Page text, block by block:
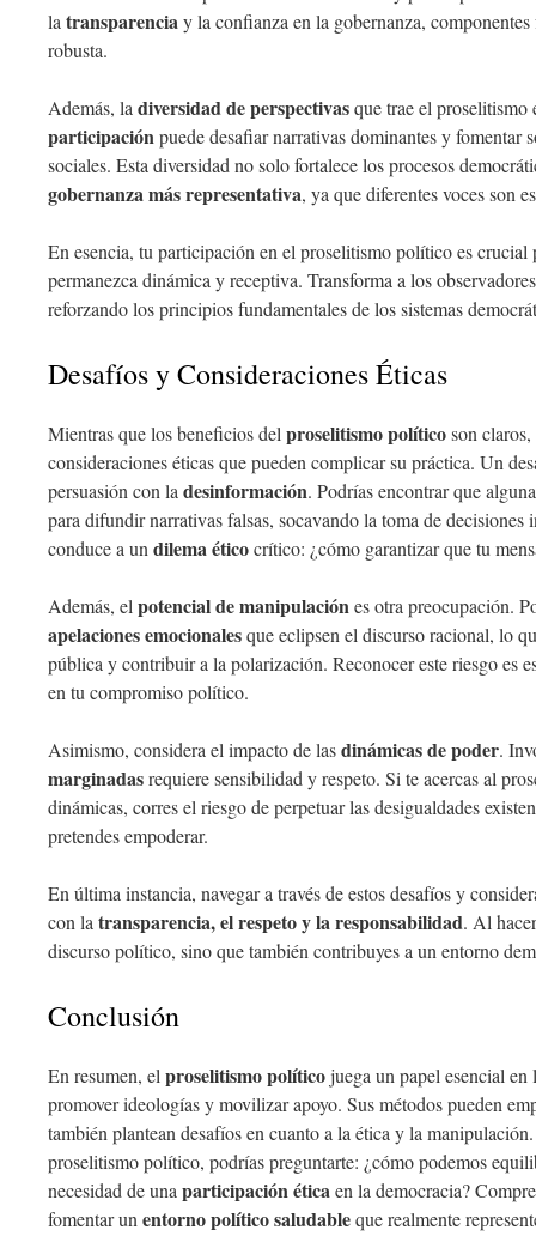
la transparenciay la confianza en la gobernanza,
robusta.
Además, la diversidad de perspectivasque trae el
participaciónpuede desafiar narrativas dominantes y fomentar
sociales. Esta diversidad no solo fortalece los procesos
gobernanza más representativa, ya que diferentes voces son
En esencia, tu participación en el proselitismo político es crucial
permanezca dinámica y receptiva. Transforma a los
reforzando los principios fundamentales de los sistemas
Desafíos y Consideraciones Éticas
Mientras que los beneficios del proselitismo políticoson
consideraciones éticas que pueden complicar su práctica. Un
persuasión con la desinformación. Podrías encontrar que
para difundir narrativas falsas, socavando la toma de
conduce a un dilema éticocrítico: ¿cómo garantizar que tu
Además, el potencial de manipulaciónes otra preocupación.
apelaciones emocionalesque eclipsen el discurso racional, lo
pública y contribuir a la polarización. Reconocer este riesgo es
en tu compromiso político.
Asimismo, considera el impacto de lasdinámicas de poder.
marginadasrequiere sensibilidad y respeto. Si te acercas al
dinámicas, corres el riesgo de perpetuar las desigualdades
pretendes empoderar.
En última instancia, navegar a través de estos desafíos y
con la transparencia, el respeto y la responsabilidad. Al
discurso político, sino que también contribuyes a un entorno
Conclusión
En resumen, el proselitismo políticojuega un papel esencial
promover ideologías y movilizar apoyo. Sus métodos pueden
también plantean desafíos en cuanto a la ética y la
proselitismo político, podrías preguntarte: ¿cómo podemos
necesidad de una participación éticaen la democracia?
fomentar un entorno político saludableque realmente